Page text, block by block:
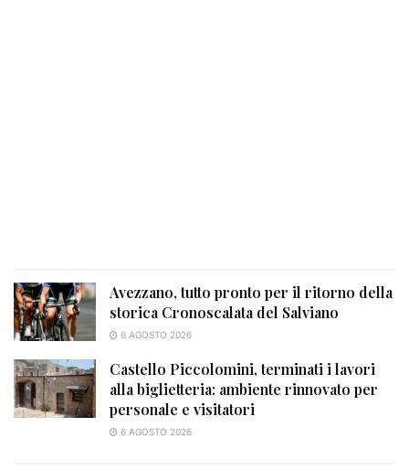
Avezzano, tutto pronto per il ritorno della
storica Cronoscalata del Salviano
6 AGOSTO 2026
Castello Piccolomini, terminati i lavori
alla biglietteria: ambiente rinnovato per
personale e visitatori
6 AGOSTO 2026